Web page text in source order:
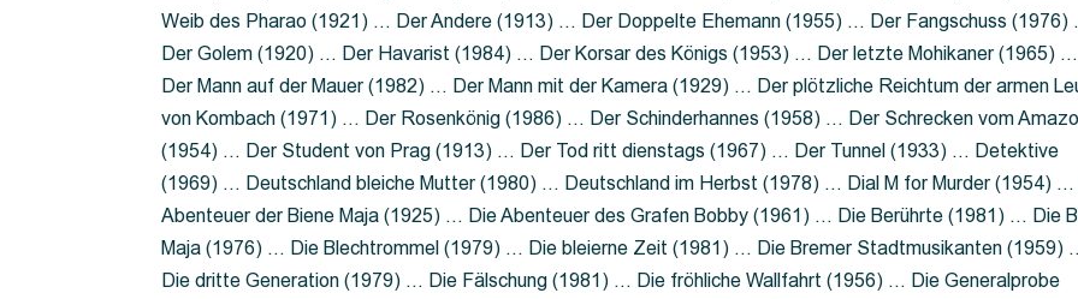
Weib des Pharao (1921) … Der Andere (1913) … Der Doppelte Ehemann (1955) … Der Fangschuss (1976)
Der Golem (1920) … Der Havarist (1984) … Der Korsar des Königs (1953) … Der letzte Mohikaner (1965) …
Der Mann auf der Mauer (1982) … Der Mann mit der Kamera (1929) … Der plötzliche Reichtum der armen
von Kombach (1971) … Der Rosenkönig (1986) … Der Schinderhannes (1958) … Der Schrecken vom
(1954) … Der Student von Prag (1913) … Der Tod ritt dienstags (1967) … Der Tunnel (1933) … Detektive
(1969) … Deutschland bleiche Mutter (1980) … Deutschland im Herbst (1978) … Dial M for Murder (1954) …
Abenteuer der Biene Maja (1925) … Die Abenteuer des Grafen Bobby (1961) … Die Berührte (1981) … Die
Maja (1976) … Die Blechtrommel (1979) … Die bleierne Zeit (1981) … Die Bremer Stadtmusikanten (1959)
Die dritte Generation (1979) … Die Fälschung (1981) … Die fröhliche Wallfahrt (1956) … Die Generalprobe